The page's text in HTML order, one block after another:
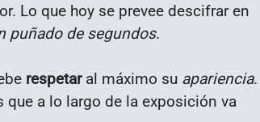
Lo que hoy se prevee descifrar en
puñado de segundos.
respetaral máximo su apariencia.
a lo largo de la exposición va